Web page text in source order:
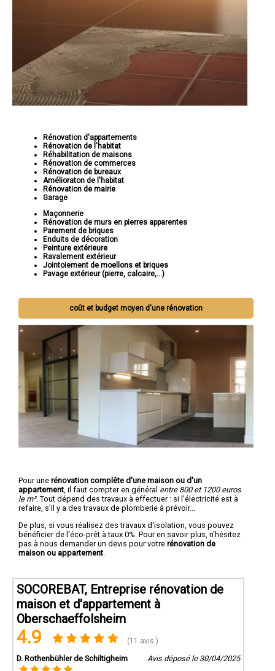
Rénovation d'appartements
Rénovation de l'habitat
Réhabilitation de maisons
Rénovation de commerces
Rénovation de bureaux
Amélioraton de l'habitat
Rénovation de mairie
Garage
Maçonnerie
Rénovation de murs en pierres apparentes
Parement de briques
Enduits de décoration
Peinture extérieure
Ravalement extérieur
Jointoiement de moellons et briques
Pavage extérieur (pierre, calcaire,...)
coût et budget moyen d'une rénovation
Pour une rénovation complête d'une maison ou d'un
appartement , il faut compter en général entre 800 et 1200 euros
le m². Tout dépend des travaux à effectuer : si l'électricité est à
refaire, s'il y a des travaux de plomberie à prévoir...
De plus, si vous réalisez des travaux d'isolation, vous pouvez
bénéficier de l'éco-prêt à taux 0%. Pour en savoir plus, n'hésitez
pas à nous demander un devis pour votre rénovation de
maison ou appartement
SOCOREBAT, Entreprise rénovation de
maison et d'appartement à
Oberschaeffolsheim
4.9 (11 avis )
D. Rothenbühler de Schiltigheim Avis déposé le 30/04/2025